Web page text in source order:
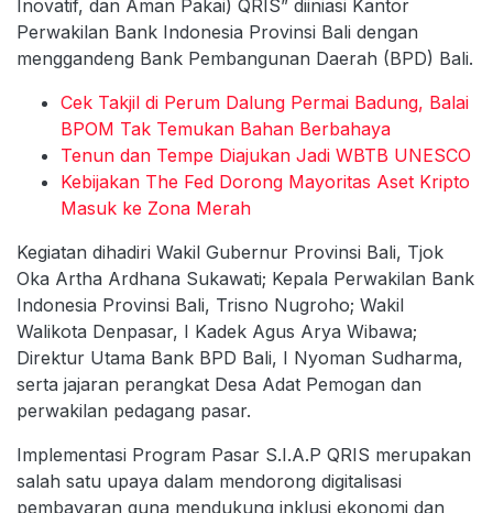
Inovatif, dan Aman Pakai) QRIS” diiniasi Kantor
Perwakilan Bank Indonesia Provinsi Bali dengan
menggandeng Bank Pembangunan Daerah (BPD) Bali.
Cek Takjil di Perum Dalung Permai Badung, Balai
BPOM Tak Temukan Bahan Berbahaya
Tenun dan Tempe Diajukan Jadi WBTB UNESCO
Kebijakan The Fed Dorong Mayoritas Aset Kripto
Masuk ke Zona Merah
Kegiatan dihadiri Wakil Gubernur Provinsi Bali, Tjok
Oka Artha Ardhana Sukawati; Kepala Perwakilan Bank
Indonesia Provinsi Bali, Trisno Nugroho; Wakil
Walikota Denpasar, I Kadek Agus Arya Wibawa;
Direktur Utama Bank BPD Bali, I Nyoman Sudharma,
serta jajaran perangkat Desa Adat Pemogan dan
perwakilan pedagang pasar.
Implementasi Program Pasar S.I.A.P QRIS merupakan
salah satu upaya dalam mendorong digitalisasi
pembayaran guna mendukung inklusi ekonomi dan